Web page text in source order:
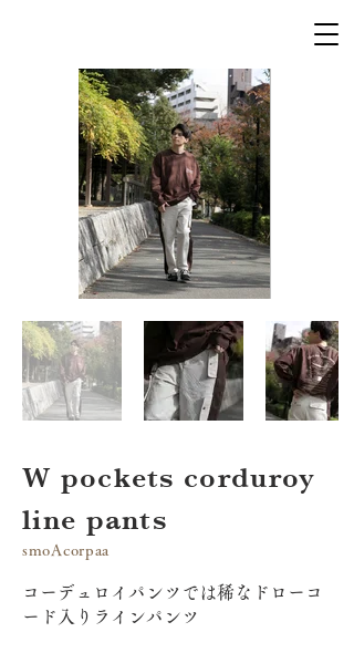
W pockets corduroy
line pants
smoAcorpaa
コーデュロイパンツでは稀なドローコ
ード入りラインパンツ